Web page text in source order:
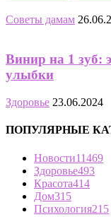
Советы дамам
Винир на 1 зуб:
улыбки
Здоровье 23.06.2024
ПОПУЛЯРНЫЕ
Новости11469
Здоровье493
Красота414
Дом315
Психология215